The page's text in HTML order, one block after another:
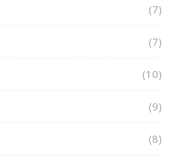
(7)
(7)
(10)
(9)
(8)